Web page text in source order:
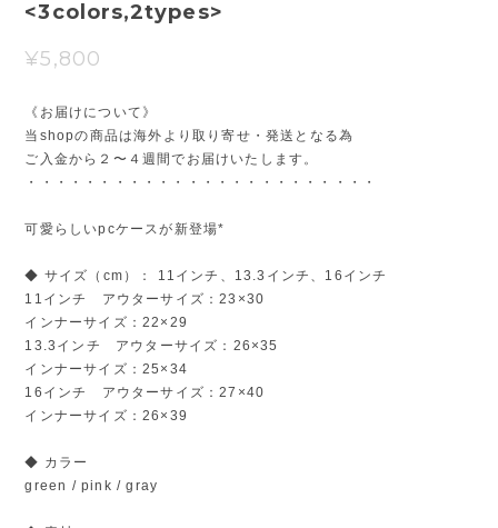
<3colors,2types>
¥5,800
《お届けについて》
当shopの商品は海外より取り寄せ・発送となる為
ご入金から２〜４週間でお届けいたします。
・・・・・・・・・・・・・・・・・・・・・・・・
可愛らしいpcケースが新登場*
◆ サイズ（cm）： 11インチ、13.3インチ、16インチ
11インチ アウターサイズ：23×30
インナーサイズ：22×29
13.3インチ アウターサイズ：26×35
インナーサイズ：25×34
16インチ アウターサイズ：27×40
インナーサイズ：26×39
◆ カラー
green / pink / gray